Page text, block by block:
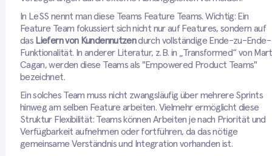
In LeSS nennt man diese Teams Feature Teams. Wichtig: Ein
Feature Team fokussiert sich nicht nur auf Features, sondern auf
das Liefern von Kundennutzendurch vollständige Ende-zu-Ende-
Funktionalität. In anderer Literatur, z. B. in „Transformed“ von
Cagan, werden diese Teams als "Empowered Product Teams"
bezeichnet.
Ein solches Team muss nicht zwangsläufig über mehrere Sprints
hinweg am selben Feature arbeiten. Vielmehr ermöglicht diese
Struktur Flexibilität: Teams können Arbeiten je nach Priorität und
Verfügbarkeit aufnehmen oder fortführen, da das nötige
gemeinsame Verständnis und Integration vorhanden ist.